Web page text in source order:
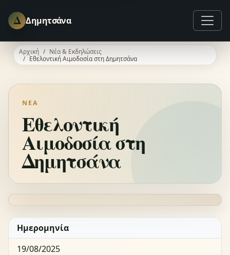
Δ Δημητσάνα
Αρχική
Νέα & Εκδηλώσεις
Εθελοντική Αιμοδοσία στη Δημητσάνα
ΝΈΑ
Εθελοντική
Αιμοδοσία στη
Δημητσάνα
Ημερομηνία
19/08/2025